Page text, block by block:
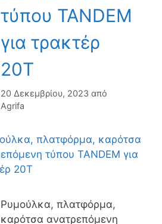
τύπου TANDEM
για τρακτέρ
20Τ
20 Δεκεμβρίου, 2023 από
Agrifa
Ρυμούλκα, πλατφόρμα,
καρότσα ανατρεπόμενη